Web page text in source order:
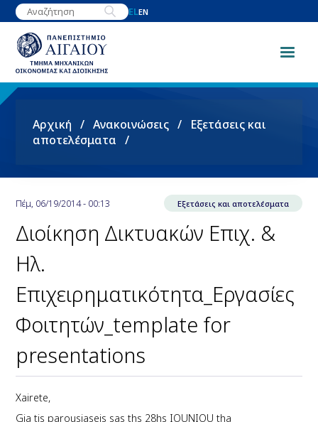
Παράκαμψη
προς
κυρίως
περιεχόμενο
ELEN
Breadcrumb
Αρχική Ανακοινώσεις
Εξετάσεις και
αποτελέσματα
Πέμ, 06/19/2014 - 00:13 Εξετάσεις και αποτελέσματα
Διοίκηση Δικτυακών Επιχ. &
Ηλ.
Επιχειρηματικότητα_Εργασίες
Φοιτητών_template for
presentations
Xairete,
Gia tis parousiaseis sas ths 28hs IOUNIOU tha